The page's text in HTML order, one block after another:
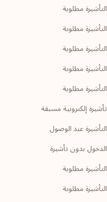
التأشيرة مطلوبة
التأشيرة مطلوبة
التأشيرة مطلوبة
التأشيرة مطلوبة
التأشيرة مطلوبة
تأشيرة إلكترونية مسبقة
التأشيرة عند الوصول
الدخول بدون تأشيرة
التأشيرة مطلوبة
التأشيرة مطلوبة